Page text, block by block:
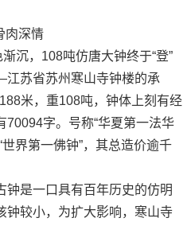
肉深情
，108吨仿唐大钟终于“登”
苏省苏州寒山寺钟楼的承
米，重108吨，钟体上刻有经
70094字。号称“华夏第一法华
界第一佛钟”，其总造价逾千
是一口具有百年历史的仿明
钟较小，为扩大影响，寒山寺